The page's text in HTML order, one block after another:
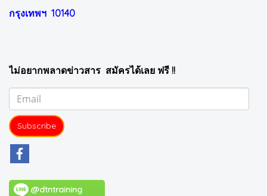
กรุงเทพฯ 10140
ไม่อยากพลาดข่าวสาร สมัครได้เลย ฟรี !!
Subscribe
@dtntraining